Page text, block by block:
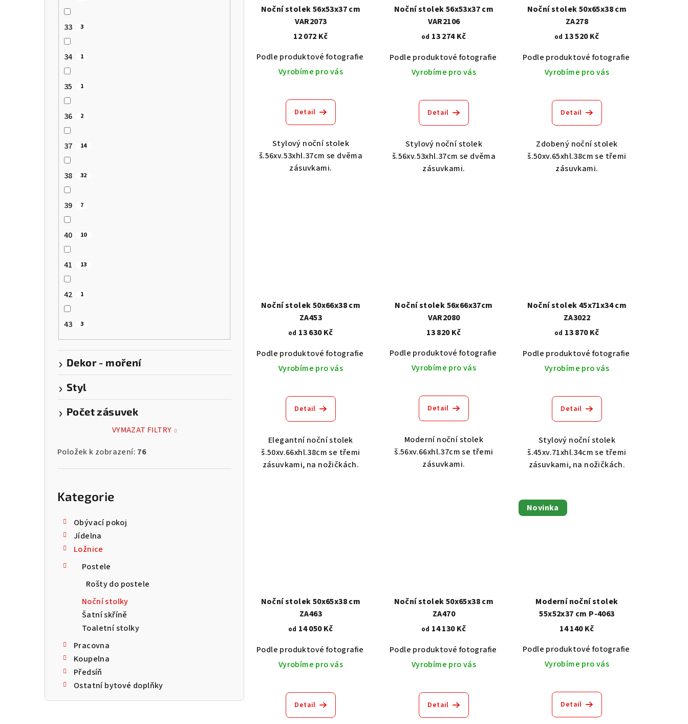
33 3
34 1
35 1
36 2
37 14
38 32
39 7
40 10
41 13
42 1
43 3
Dekor - moření
Styl
Počet zásuvek
VYMAZAT FILTRY
Položek k zobrazení: 76
Kategorie
Obývací pokoj
Jídelna
Ložnice
Postele
Rošty do postele
Noční stolky
Šatní skříně
Toaletní stolky
Pracovna
Koupelna
Předsíň
Ostatní bytové doplňky
o
u
p
d
Noční stolek 56x53x37 cm
VAR2073
12 072 Kč
Podle produktové fotografie
Akát vintage BT1551 Dub světlý 2209 Dub tmavý 2208 Ořech střední BT79T3
Vyrobíme pro vás
Detail
Stylový noční stolek
š.56xv.53xhl.37cm se dvěma
zásuvkami.
Noční stolek 56x53x37 cm
VAR2106
od 13 274 Kč
Podle produktové fotografie
Bílá s patinou BT9001-A6
Černá RAL 9005
Vyrobíme pro vás
Detail
Stylový noční stolek
š.56xv.53xhl.37cm se dvěma
zásuvkami.
Noční stolek 50x65x38 cm
ZA278
od 13 520 Kč
Podle produktové fotografie
Vyrobíme pro vás
Detail
Zdobený noční stolek
š.50xv.65xhl.38cm se třemi
zásuvkami.
Noční stolek 50x66x38 cm
ZA453
od 13 630 Kč
Podle produktové fotografie
Akát vintage BT1551 Dub světlý 2209 Dub tmavý 2208 Ořech střední BT79T3
Vyrobíme pro vás
Detail
Elegantní noční stolek
š.50xv.66xhl.38cm se třemi
zásuvkami, na nožičkách.
Noční stolek 56x66x37cm
VAR2080
13 820 Kč
Podle produktové fotografie
Akát vintage BT1551 Dub světlý 2209
Vyrobíme pro vás
Detail
Moderní noční stolek
š.56xv.66xhl.37cm se třemi
zásuvkami.
Noční stolek 45x71x34 cm
ZA3022
od 13 870 Kč
Podle produktové fotografie
Vyrobíme pro vás
Detail
Stylový noční stolek
š.45xv.71xhl.34cm se třemi
zásuvkami, na nožičkách.
Noční stolek 50x65x38 cm
ZA463
od 14 050 Kč
Podle produktové fotografie
Akát vintage BT1551 Dub světlý 2209 Dub tmavý 2208 Ořech střední BT79T3
Vyrobíme pro vás
Detail
Noční stolek 50x65x38 cm
ZA470
od 14 130 Kč
Podle produktové fotografie
Akát vintage BT1551 Dub světlý 2209
Vyrobíme pro vás
Detail
Novinka
Moderní noční stolek
55x52x37 cm P-4063
14 140 Kč
Podle produktové fotografie
Vyrobíme pro vás
Detail